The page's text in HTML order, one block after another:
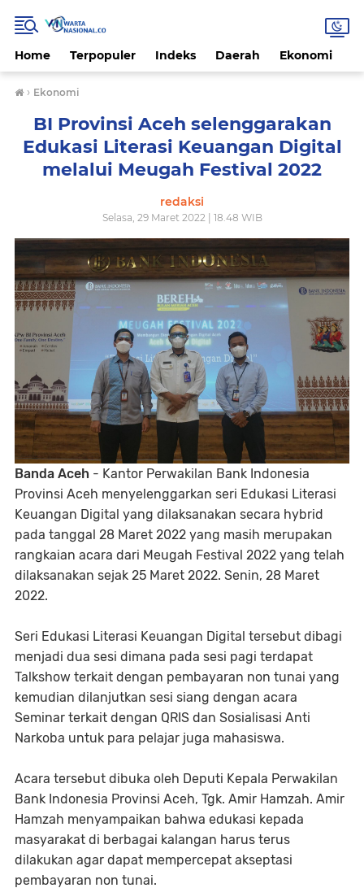
Home Terpopuler Indeks Daerah Ekonomi
› Ekonomi
BI Provinsi Aceh selenggarakan
Edukasi Literasi Keuangan Digital
melalui Meugah Festival 2022
redaksi
Selasa, 29 Maret 2022 | 18.48 WIB
Banda Aceh - Kantor Perwakilan Bank Indonesia
Provinsi Aceh menyelenggarkan seri Edukasi Literasi
Keuangan Digital yang dilaksanakan secara hybrid
pada tanggal 28 Maret 2022 yang masih merupakan
rangkaian acara dari Meugah Festival 2022 yang telah
dilaksanakan sejak 25 Maret 2022. Senin, 28 Maret
2022.
Seri Edukasi Literasi Keuangan Digital tersebut dibagi
menjadi dua sesi dimana pada sesi pagi terdapat
Talkshow terkait dengan pembayaran non tunai yang
kemudian dilanjutkan sesi siang dengan acara
Seminar terkait dengan QRIS dan Sosialisasi Anti
Narkoba untuk para pelajar juga mahasiswa.
Acara tersebut dibuka oleh Deputi Kepala Perwakilan
Bank Indonesia Provinsi Aceh, Tgk. Amir Hamzah. Amir
Hamzah menyampaikan bahwa edukasi kepada
masyarakat di berbagai kalangan harus terus
dilakukan agar dapat mempercepat akseptasi
pembayaran non tunai.